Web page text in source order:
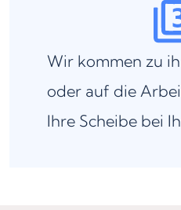
Wir kommen zu
oder auf die
Ihre Scheibe bei